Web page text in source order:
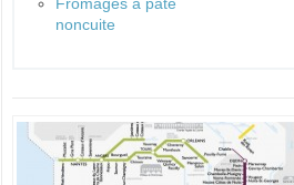
noncuite